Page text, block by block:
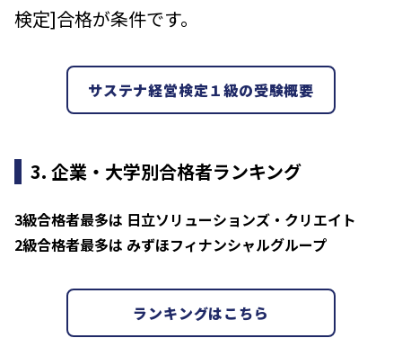
検定]合格が条件です。
サステナ経営検定１級の受験概要
3. 企業・大学別合格者ランキング
3級合格者最多は 日立ソリューションズ・クリエイト
2級合格者最多は みずほフィナンシャルグループ
ランキングはこちら